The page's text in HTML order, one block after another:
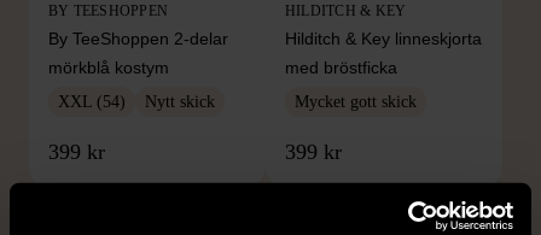
BY TEESHOPPEN
By TeeShoppen 2-delar
mörkblå kostym
XXL (54) Nytt skick
399 kr
HILDITCH & KEY
Hilditch & Key linneskjorta
med bröstficka
Mycket gott skick
399 kr